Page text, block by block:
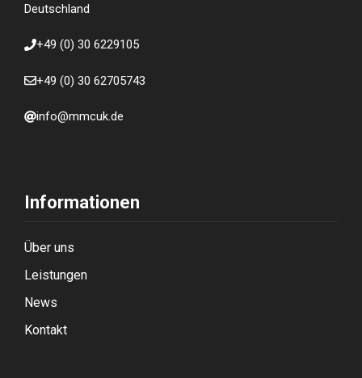
Deutschland
+49 (0) 30 6229105
+49 (0) 30 62705743
info@mmcuk.de
Informationen
Über uns
Leistungen
News
Kontakt